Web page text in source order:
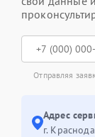
Отправляя
Адрес
г.